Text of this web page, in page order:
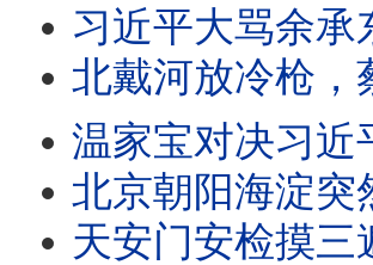
习近平大骂余承东：竹知了革命全面爆发！中
北戴河放冷枪，蔡奇身边少一人！习近平
温家宝对决习近平？习放风抓全家！长春政府
北京朝阳海淀突然隔离！蔡奇放风胡锦涛离
天安门安检摸三遍，习近平获封发疯的野猪